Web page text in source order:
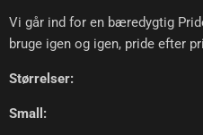
Vi går ind for en bæredygtig
bruge igen og igen, pride efter
Størrelser:
Small: